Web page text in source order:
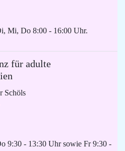
Mi, Do 8:00 - 16:00 Uhr.
für adulte
Schöls
9:30 - 13:30 Uhr sowie Fr 9:30 -